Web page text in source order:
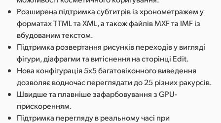
Розширена підтримка субтитрів із хронометражем у
форматах TTML та XML, а також файлів MXF та IMF із
вбудованим текстом.
Підтримка розвертання рисунків переходів у вигляді
фігури, діафрагми та витіснення на сторінці Edit.
Нова конфігурація 5x5 багатовіконного виведення
дозволяє водночас переглядати до 25 різних ракурсів.
Швидше та плавніше зафарбовування з GPU-
прискоренням.
Підтримка перегляду в реальному часі при